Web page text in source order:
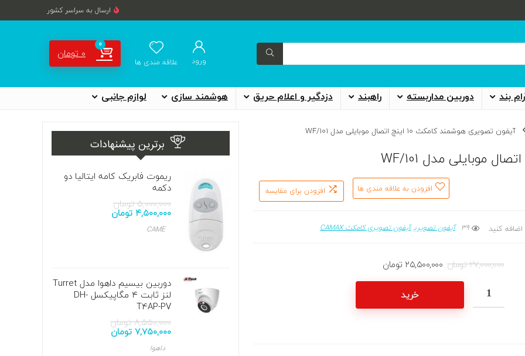
ارسال به سراسر کشور
ورود علاقه مندی ها
0
۰تومان
بند دوربین مداربسته راهبند دزدگیر و اعلام حریق هوشمند سازی لوازم جانبی
آیفون تصویری هوشمند کامکث 10 اینچ اتصال موبایلی مدل WF/101
افزودن به علاقه مندی ها افزودن برای مقایسه
کنید 39 آیفون تصویری آیفون تصویری کامکث CAMAX
۲۷,۰۰۰,۰۰۰تومان ۲۵,۵۰۰,۰۰۰ تومان
خرید
برترین پیشنهادات
ریموت فابریک کامه ایتالیا دو
دکمه
۵,۰۰۰,۰۰۰تومان
۴,۵۰۰,۰۰۰ تومان
CAME
دوربین بیسیم داهوا مدل Turret
لنز ثابت ۴ مگاپیکسل DH-
T4AP-PV
۸,۵۵۰,۰۰۰تومان
۷,۷۵۰,۰۰۰تومان
داهوا